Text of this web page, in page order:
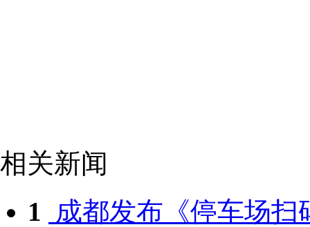
相关新闻
1 成都发布《停车场扫